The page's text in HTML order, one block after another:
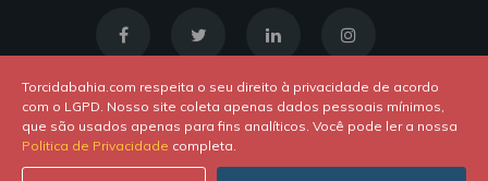
Política de Cookies|Política de Privacidade
Powered byNewton Duarte. ALl rights reserved © 2020
Torcidabahia.com respeita o seu direito à privacidade de acordo
com o LGPD. Nosso site coleta apenas dados pessoais mínimos,
que são usados apenas para fins analíticos. Você pode ler a nossa
Politica de Privacidade completa.